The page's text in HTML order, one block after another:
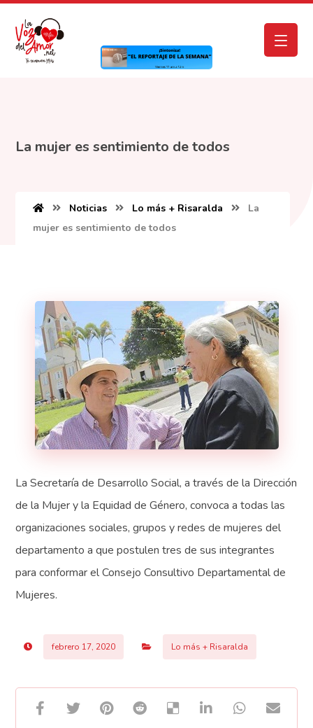
La mujer es sentimiento de todos
Noticias Lo más + Risaralda
La
mujer es sentimiento de todos
La Secretaría de Desarrollo Social, a través de la Dirección
de la Mujer y la Equidad de Género, convoca a todas las
organizaciones sociales, grupos y redes de mujeres del
departamento a que postulen tres de sus integrantes
para conformar el Consejo Consultivo Departamental de
Mujeres.
febrero 17, 2020 Lo más + Risaralda